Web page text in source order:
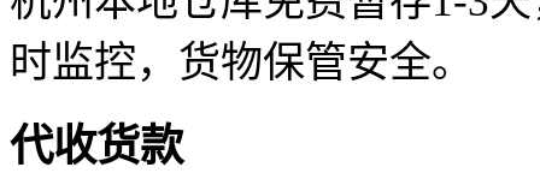
时监控，货物保管安全。
代收货款